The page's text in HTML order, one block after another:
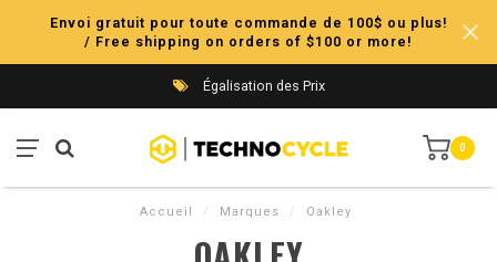
Envoi gratuit pour toute commande de 100$ ou plus!
/ Free shipping on orders of $100 or more!
Égalisation des Prix
0
Accueil / Marques / Oakley